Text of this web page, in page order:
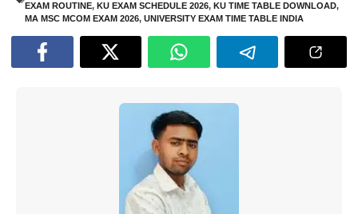
EXAM ROUTINE, KU EXAM SCHEDULE 2026, KU TIME TABLE DOWNLOAD,
MA MSC MCOM EXAM 2026, UNIVERSITY EXAM TIME TABLE INDIA